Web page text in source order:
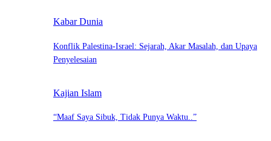
Kabar Dunia
Konflik Palestina-Israel: Sejarah, Akar Masalah, dan Upaya
Penyelesaian
Kajian Islam
“Maaf Saya Sibuk, Tidak Punya Waktu..”